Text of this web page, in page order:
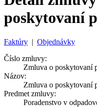
poskytovaní
Faktúry | Objednávky
Číslo zmluvy:
Zmluva o poskytovaní
Názov:
Zmluva o poskytovaní
Predmet zmluvy:
Poradenstvo v